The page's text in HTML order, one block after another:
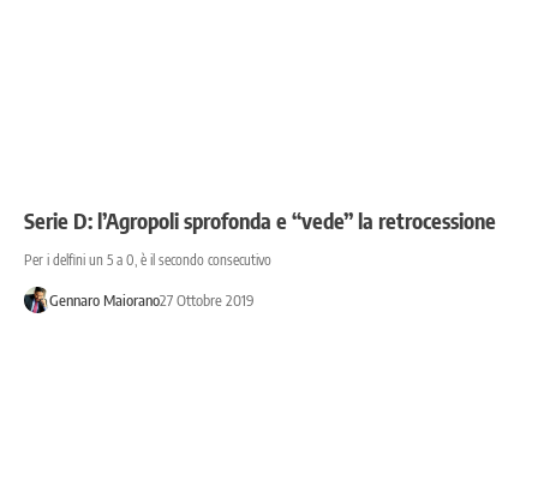
Serie D: l’Agropoli sprofonda e “vede” la retrocessione
Per i delfini un 5 a 0, è il secondo consecutivo
Gennaro Maiorano27 Ottobre 2019